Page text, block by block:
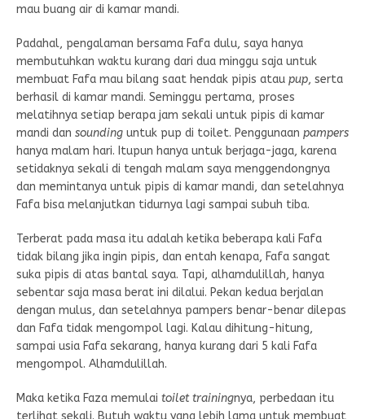
mau buang air di kamar mandi.
Padahal, pengalaman bersama Fafa dulu, saya hanya
membutuhkan waktu kurang dari dua minggu saja untuk
membuat Fafa mau bilang saat hendak pipis atau pup, serta
berhasil di kamar mandi. Seminggu pertama, proses
melatihnya setiap berapa jam sekali untuk pipis di kamar
mandi dan sounding untuk pup di toilet. Penggunaan pampers
hanya malam hari. Itupun hanya untuk berjaga-jaga, karena
setidaknya sekali di tengah malam saya menggendongnya
dan memintanya untuk pipis di kamar mandi, dan setelahnya
Fafa bisa melanjutkan tidurnya lagi sampai subuh tiba.
Terberat pada masa itu adalah ketika beberapa kali Fafa
tidak bilang jika ingin pipis, dan entah kenapa, Fafa sangat
suka pipis di atas bantal saya. Tapi, alhamdulillah, hanya
sebentar saja masa berat ini dilalui. Pekan kedua berjalan
dengan mulus, dan setelahnya pampers benar-benar dilepas
dan Fafa tidak mengompol lagi. Kalau dihitung-hitung,
sampai usia Fafa sekarang, hanya kurang dari 5 kali Fafa
mengompol. Alhamdulillah.
Maka ketika Faza memulai toilet trainingnya, perbedaan itu